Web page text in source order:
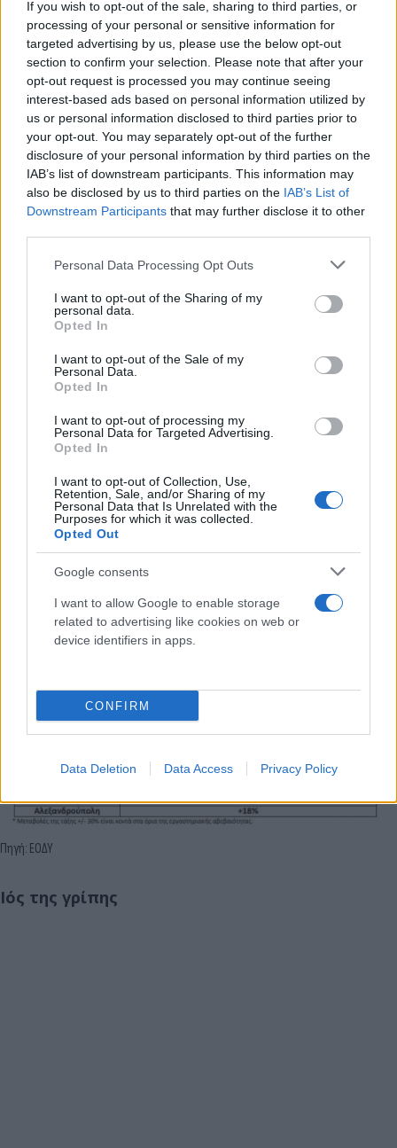
If you wish to opt-out of the sale, sharing to third parties, or
processing of your personal or sensitive information for
targeted advertising by us, please use the below opt-out
section to confirm your selection. Please note that after your
opt-out request is processed you may continue seeing
interest-based ads based on personal information utilized by
us or personal information disclosed to third parties prior to
your opt-out. You may separately opt-out of the further
disclosure of your personal information by third parties on the
IAB’s list of downstream participants. This information may
also be disclosed by us to third parties on the IAB’s List of
Downstream Participants that may further disclose it to other
Please note that this website/app uses one or more Google
not limited to your visit or usage behaviour. You may click to
grant or deny consent to Google and its third-party tags to
use your data for below specified purposes in below Google
consent section.
Personal Data Processing Opt Outs
I want to opt-out of the Sharing of my
personal data.
Opted In
I want to opt-out of the Sale of my
Personal Data.
Opted In
I want to opt-out of processing my
Personal Data for Targeted Advertising.
Opted In
I want to opt-out of Collection, Use,
Retention, Sale, and/or Sharing of my
Personal Data that Is Unrelated with the
Purposes for which it was collected.
Opted Out
Google consents
I want to allow Google to enable storage
related to advertising like cookies on web or
device identifiers in apps.
CONFIRM
Data Deletion Data Access Privacy Policy
κατά τις προηγούμενες τέσσερις εβδομάδες ήταν
13. Ο αριθμός των ασθενών με λοίμωξη COVID-19
που νοσηλεύονται διασωληνωμένοι είναι 29.
Ο αριθμός των θανάτων ήταν 38. Ο μέσος
εβδομαδιαίος αριθμός των θανάτων τις
προηγούμενες τέσσερις εβδομάδες ήταν 40.
Από τα τέλη της άνοιξης, το στέλεχος ΒΑ.2.86 που
φέρει έστω μία από τις μεταλλάξεις F456L και
R346T έχει επικρατήσει στις ανιχνεύσεις.
Σημειώνεται ότι η κατηγορία αυτή παραλλαγμένων
στελεχών δεν έχει συσχετιστεί με αυξημένο
κίνδυνο σοβαρής νόσου.
Από την επιτήρηση του ιικού φορτίου στα αστικά
λύματα διαφαίνεται έναρξη της θερινής αυξητικής
τάσης νωρίτερα, με τα επίπεδα να κινούνται μέχρι
του παρόντος συνολικά χαμηλότερα σε σχέση με
το περσινό θερινό κύμα.
Τα εβδομαδιαία δεδομένα έδειξαν μείωση της
κυκλοφορίας του ιού SARS-CoV-2 σε έξι από τις
δέκα περιοχές που ελέγχθηκαν, ενώ σε τρεις
καταγράφηκε σταθεροποίηση και σε μία αύξηση
(Αλεξανδρούπολη).
Πηγή: ΕΟΔΥ
Ιός της γρίπης